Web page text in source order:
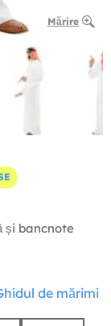
Mărire
și bancnote
de mărimi